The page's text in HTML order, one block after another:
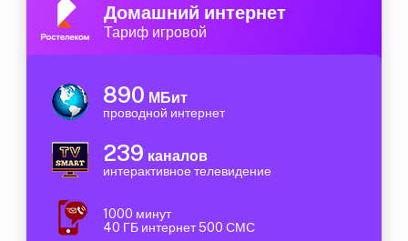
Домашний интернет
Тариф игровой
890 МБит
проводной интернет
239 каналов
интерактивное телевидение
1000 минут
40 ГБ интернет 500 СМС